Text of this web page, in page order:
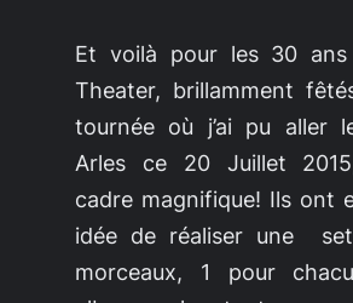
Et voilà pour les 30 ans
Theater, brillamment
tournée où j’ai pu aller
Arles ce 20 Juillet
cadre magnifique! Ils ont
idée de réaliser une
morceaux, 1 pour